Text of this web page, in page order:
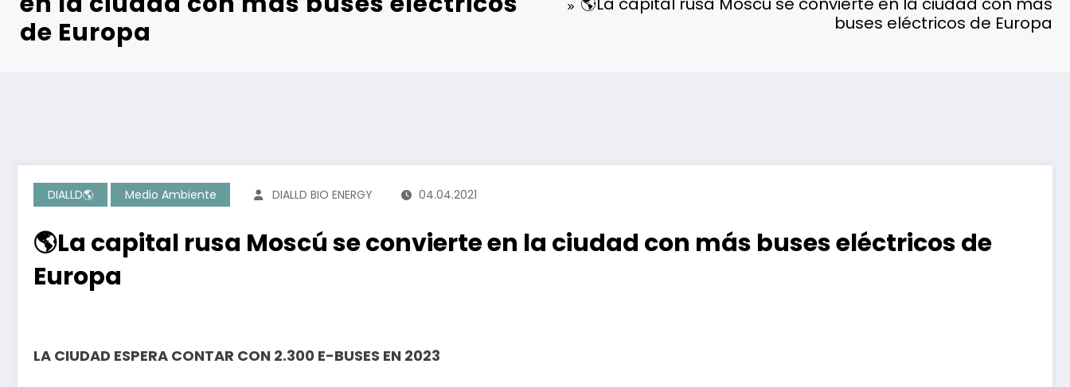
de Europa
buses eléctricos de Europa
DIALLD🌎 Medio Ambiente DIALLD BIO ENERGY 04.04.2021
🌎La capital rusa Moscú se convierte en la ciudad con más buses eléctricos de
Europa
LA CIUDAD ESPERA CONTAR CON 2.300 E-BUSES EN 2023